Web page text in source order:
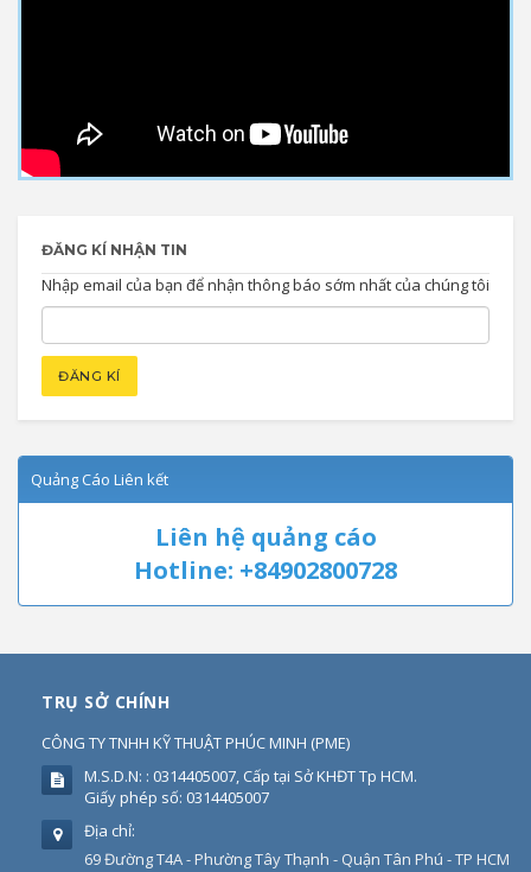
ĐĂNG KÍ NHẬN TIN
Nhập email của bạn để nhận thông báo sớm nhất của chúng tôi
Quảng Cáo Liên kết
Liên hệ quảng cáo
Hotline: +84902800728
TRỤ SỞ CHÍNH
CÔNG TY TNHH KỸ THUẬT PHÚC MINH (PME)
M.S.D.N: : 0314405007, Cấp tại Sở KHĐT Tp HCM.
Giấy phép số: 0314405007
Địa chỉ:
69 Đường T4A - Phường Tây Thạnh - Quận Tân Phú - TP HCM